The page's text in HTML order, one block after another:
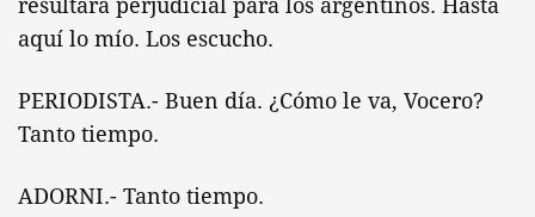
resultara perjudicial para los argentinos. Hasta
aquí lo mío. Los escucho.
PERIODISTA.- Buen día. ¿Cómo le va, Vocero?
Tanto tiempo.
ADORNI.- Tanto tiempo.